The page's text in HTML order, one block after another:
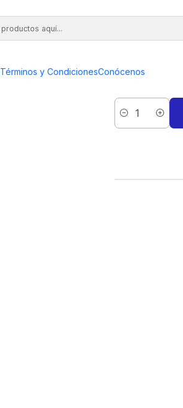
Términos y CondicionesConócenos
Cantidad